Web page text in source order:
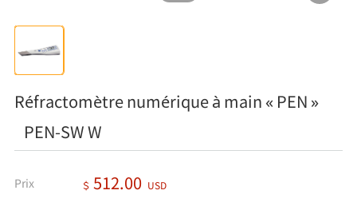
Réfractomètre numérique à main « PEN »
PEN-SW W
Prix ＄ 512.00 USD